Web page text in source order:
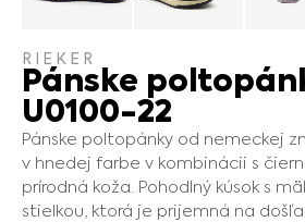
RIEKER
Pánske
U0100-22
Pánske poltopánky od nemeckej
v hnedej farbe v kombinácii s
prírodná koža. Pohodlný kúsok s
stielkou, ktorá je prijemná na